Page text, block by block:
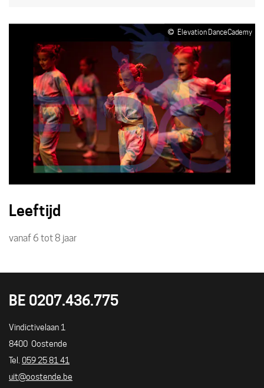
Elevation DanceCademy
Leeftijd
vanaf 6 tot8 jaar
BE 0207.436.775
UITLOKET
Adres
Vindictivelaan 1
8400 Oostende
Tel./GSM
059 25 81 41
E-
uit@oostende.be